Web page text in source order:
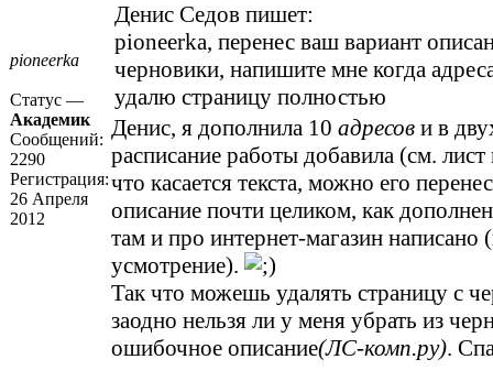
pioneerka
Статус —
Академик
Сообщений:
2290
Регистрация:
26 Апреля
2012
Денис Седов пишет:
pioneerka, перенес ваш вариант
черновики, напишите мне когда
удалю страницу полностью
Денис, я дополнила 10 адресов и в
расписание работы добавила (см.
что касается текста, можно его
описание почти целиком, как
там и про интернет-магазин написано
усмотрение).
Так что можешь удалять страницу с
заодно нельзя ли у меня убрать из
ошибочное описание(ЛС-комп.ру).